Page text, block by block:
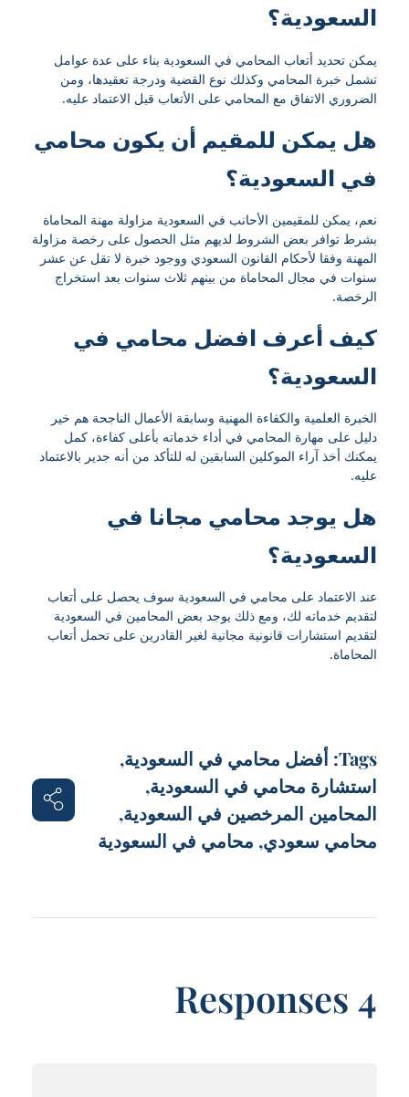
السعودية؟
يمكن تحديد أتعاب المحامي في السعودية بناء على عدة عوامل
تشمل خبرة المحامي وكذلك نوع القضية ودرجة تعقيدها، ومن
الضروري الاتفاق مع المحامي على الأتعاب قبل الاعتماد عليه.
هل يمكن للمقيم أن يكون محامي
في السعودية؟
نعم، يمكن للمقيمين الأحانب في السعودية مزاولة مهنة المحاماة
بشرط توافر بعض الشروط لديهم مثل الحصول على رخصة مزاولة
المهنة وفقا لأحكام القانون السعودي ووجود خبرة لا تقل عن عشر
سنوات في مجال المحاماة من بينهم ثلاث سنوات بعد استخراج
الرخصة.
كيف أعرف افضل محامي في
السعودية؟
الخبرة العلمية والكفاءة المهنية وسابقة الأعمال الناجحة هم خير
دليل على مهارة المحامي في أداء خدماته بأعلى كفاءة، كمل
يمكنك أخذ آراء الموكلين السابقين له للتأكد من أنه جدير بالاعتماد
عليه.
هل يوجد محامي مجانا في
السعودية؟
عند الاعتماد على محامي في السعودية سوف يحصل على أتعاب
لتقديم خدماته لك، ومع ذلك يوجد بعض المحامين في السعودية
لتقديم استشارات قانونية مجانية لغير القادرين على تحمل أتعاب
المحاماة.
Tags: أفضل محامي في السعودية,
استشارة محامي في السعودية,
المحامين المرخصين في السعودية,
محامي سعودي, محامي في السعودية
4 Responses